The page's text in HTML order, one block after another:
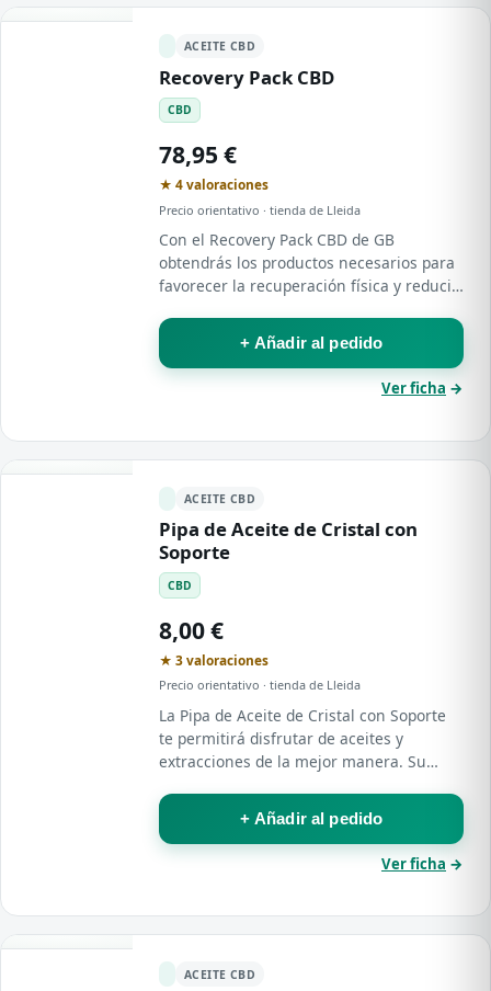
ACEITE CBD
Recovery Pack CBD
CBD
78,95 €
★ 4 valoraciones
Precio orientativo · tienda de Lleida
Con el Recovery Pack CBD de GB
obtendrás los productos necesarios para
favorecer la recuperación física y reducir
deporte .
+ Añadir al pedido
Ver ficha →
ACEITE CBD
Pipa de Aceite de Cristal con
Soporte
CBD
8,00 €
★ 3 valoraciones
Precio orientativo · tienda de Lleida
La Pipa de Aceite de Cristal con Soporte
te permitirá disfrutar de aceites y
extracciones de la mejor manera. Su
comodidad tanto solo como acompañado,
mientras que…
+ Añadir al pedido
Ver ficha →
ACEITE CBD